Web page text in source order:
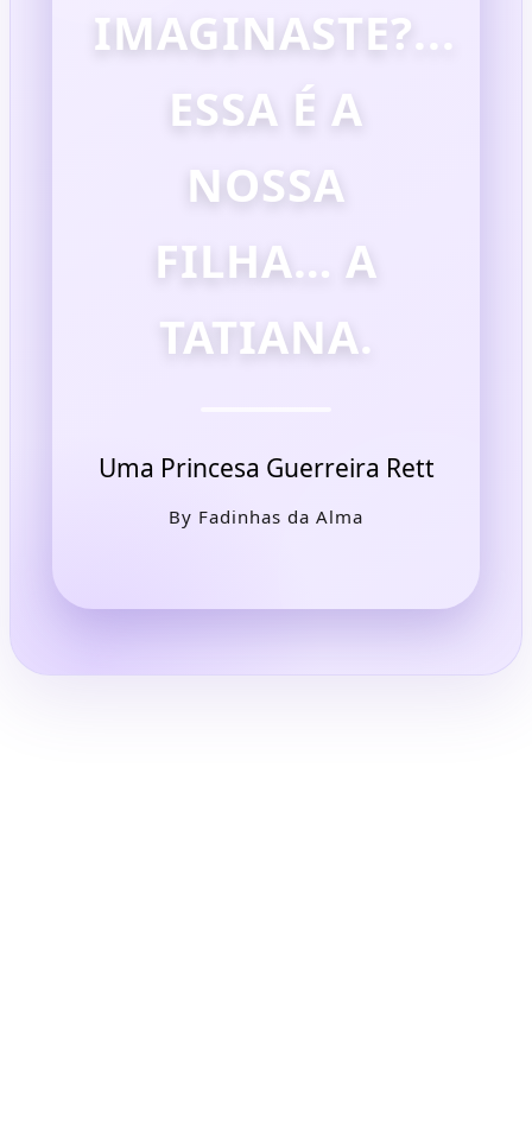
IMAGINASTE?...
ESSA É A
NOSSA
FILHA… A
TATIANA.
Uma Princesa Guerreira Rett
By Fadinhas da Alma